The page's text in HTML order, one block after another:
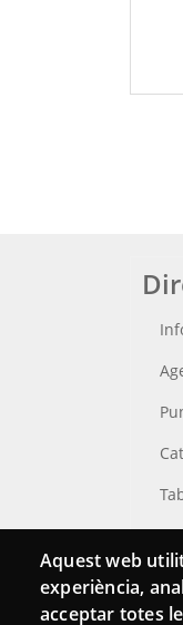
Aquest web
experiència,
acceptar totes